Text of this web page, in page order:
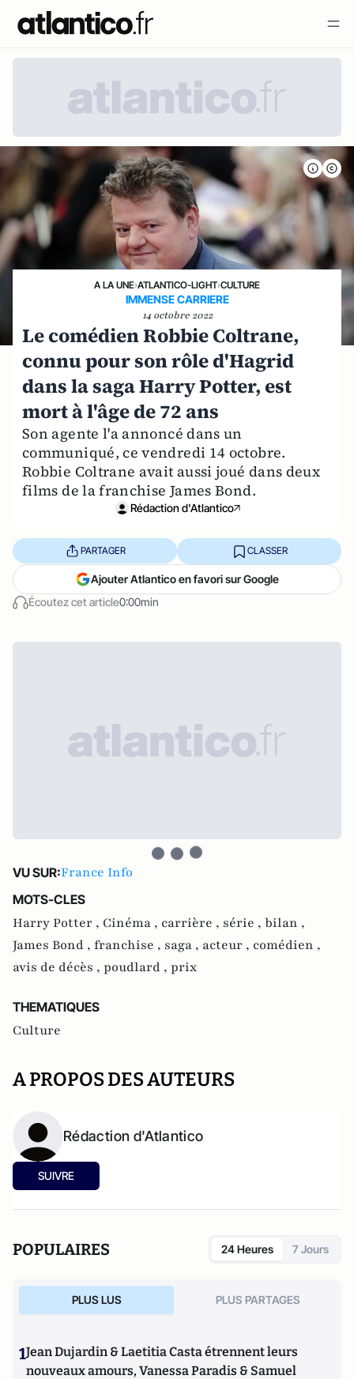
A LA UNE›ATLANTICO-LIGHT›CULTURE
IMMENSE CARRIERE
14 octobre 2022
Le comédien Robbie Coltrane,
connu pour son rôle d'Hagrid
dans la saga Harry Potter, est
mort à l'âge de 72 ans
Son agente l'a annoncé dans un
communiqué, ce vendredi 14 octobre.
Robbie Coltrane avait aussi joué dans deux
films de la franchise James Bond.
Rédaction d'Atlantico
Écoutez cet article0:00min
PARTAGER CLASSER
Ajouter Atlantico en favori sur Google
VU SUR:France Info
MOTS-CLES
Harry Potter , Cinéma , carrière , série , bilan ,
James Bond , franchise , saga , acteur , comédien ,
avis de décès , poudlard , prix
THEMATIQUES
Culture
A PROPOS DES AUTEURS
Rédaction d'Atlantico
SUIVRE
POPULAIRES 24 Heures 7 Jours
PLUS LUS PLUS PARTAGES
1Jean Dujardin & Laetitia Casta étrennent leurs
nouveaux amours, Vanessa Paradis & Samuel